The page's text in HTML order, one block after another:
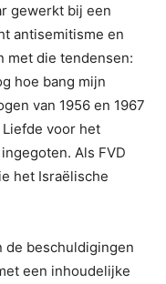
gewerkt bij een
antisemitisme en
met die tendensen:
hoe bang mijn
van 1956 en 1967
voor het
Als FVD
het Israëlische
de beschuldigingen
een inhoudelijke